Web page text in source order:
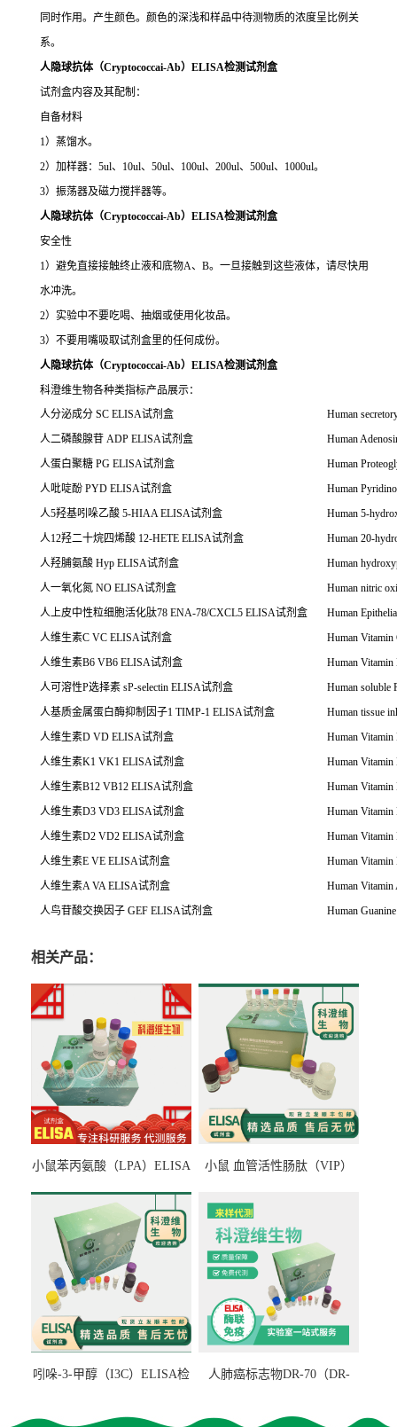
同时作用。产生颜色。颜色的深浅和样品中待测物质的浓度呈比例关
系。
人隐球抗体（Cryptococcai-Ab）ELISA检测试剂盒
试剂盒内容及其配制：
自备材料
1）蒸馏水。
2）加样器：5ul、10ul、50ul、100ul、200ul、500ul、1000ul。
3）振荡器及磁力搅拌器等。
人隐球抗体（Cryptococcai-Ab）ELISA检测试剂盒
安全性
1）避免直接接触终止液和底物A、B。一旦接触到这些液体，请尽快用
水冲洗。
2）实验中不要吃喝、抽烟或使用化妆品。
3）不要用嘴吸取试剂盒里的任何成份。
人隐球抗体（Cryptococcai-Ab）ELISA检测试剂盒
科澄维生物各种类指标产品展示：
人分泌成分 SC ELISA试剂盒
Human
人二磷酸腺苷 ADP ELISA试剂盒
Human
人蛋白聚糖 PG ELISA试剂盒
Human
人吡啶酚 PYD ELISA试剂盒
Human
人5羟基吲哚乙酸 5-HIAA ELISA试剂盒
Human 5-
人12羟二十烷四烯酸 12-HETE ELISA试剂盒
Human 20-
人羟脯氨酸 Hyp ELISA试剂盒
Human
人一氧化氮 NO ELISA试剂盒
Human nitric
人上皮中性粒细胞活化肽78 ENA-78/CXCL5 ELISA试剂盒
Human
人维生素C VC ELISA试剂盒
Human
人维生素B6 VB6 ELISA试剂盒
Human
人可溶性P选择素 sP-selectin ELISA试剂盒
Human soluble
人基质金属蛋白酶抑制因子1 TIMP-1 ELISA试剂盒
Human tissue
人维生素D VD ELISA试剂盒
Human
人维生素K1 VK1 ELISA试剂盒
Human
人维生素B12 VB12 ELISA试剂盒
Human
人维生素D3 VD3 ELISA试剂盒
Human
人维生素D2 VD2 ELISA试剂盒
Human
人维生素E VE ELISA试剂盒
Human
人维生素A VA ELISA试剂盒
Human
人鸟苷酸交换因子 GEF ELISA试剂盒 Human
相关产品：
小鼠苯丙氨酸（LPA）ELISA
小鼠 血管活性肠肽（VIP）
吲哚-3-甲醇（I3C）ELISA检
人肺癌标志物DR-70（DR-